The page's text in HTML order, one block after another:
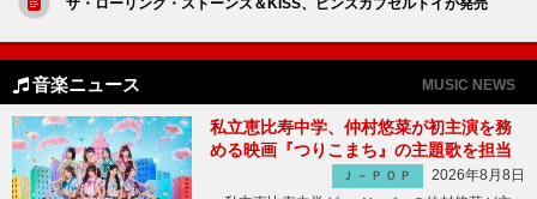
音楽ニュース MUSIC NEWS
私立恵比寿中学、仲村悠菜が初主演を務
める映画『つりこまち』の主題歌を担当
Ｊ－ＰＯＰ
2026年8月8日